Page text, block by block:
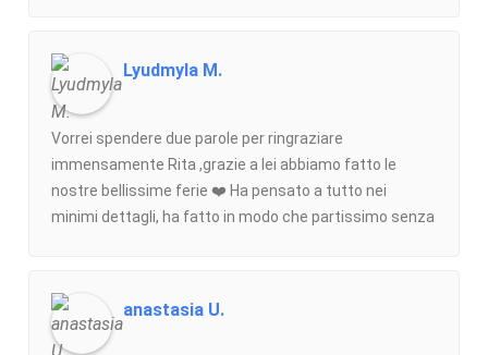
visto il brutto momento che stavamo attraversando
ed ha gestito il volo di rientro per il giorno successivo
ed i transfer per l’aeroportoQuesto per noi è indice di
grande umanità e professionalità di cui siamo davvero
grati, anche a Valentina per la cordialità
dimostrataGrazie ancoraAlessandro e Vanna
Lyudmyla M.
Vorrei spendere due parole per ringraziare
immensamente Rita ,grazie a lei abbiamo fatto le
nostre bellissime ferie ❤️ Ha pensato a tutto nei
minimi dettagli, ha fatto in modo che partissimo senza
disponibilissimi e professionali. Straconsigliata 🔝❤️
anastasia U.